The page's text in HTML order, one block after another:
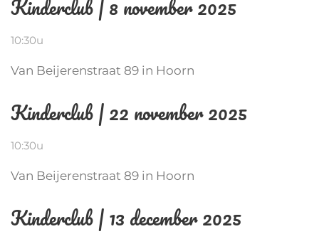
Kinderclub | 8 november 2025
10:30u
Van Beijerenstraat 89 in Hoorn
Kinderclub | 22 november 2025
10:30u
Van Beijerenstraat 89 in Hoorn
Kinderclub | 13 december 2025